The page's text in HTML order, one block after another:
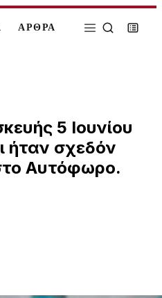
ΑΡΘΡΑ
5 Ιουνίου
ήταν σχεδόν
Αυτόφωρο.